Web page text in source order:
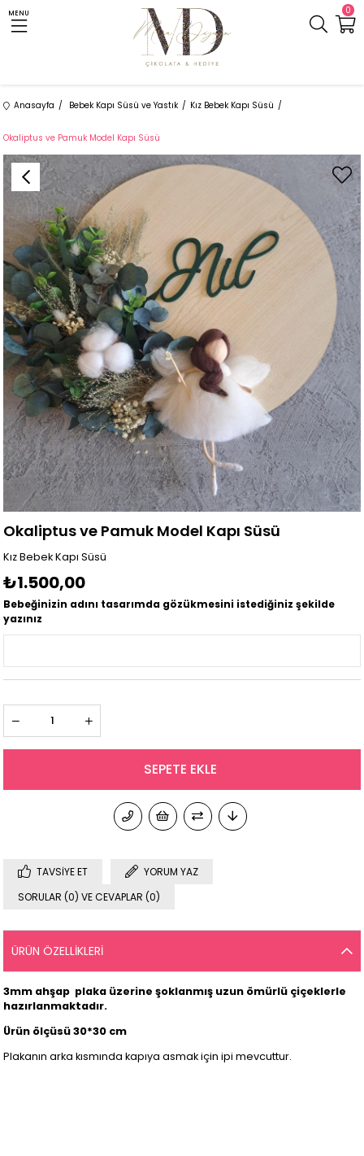
0
MENU
Anasayfa Bebek Kapı Süsü ve Yastık Kız Bebek Kapı Süsü
Okaliptus ve Pamuk Model Kapı Süsü
Okaliptus ve Pamuk Model Kapı Süsü
Kız Bebek Kapı Süsü
₺1.500,00
Bebeğinizin adını tasarımda gözükmesini istediğiniz şekilde
yazınız
TAVSIYE ET
YORUM YAZ
SORULAR (0) VE CEVAPLAR (0)
ÜRÜN ÖZELLIKLERI
3mm ahşap plaka üzerine şoklanmış uzun ömürlü çiçeklerle
hazırlanmaktadır.
Ürün ölçüsü 30*30 cm
Plakanın arka kısmında kapıya asmak için ipi mevcuttur.